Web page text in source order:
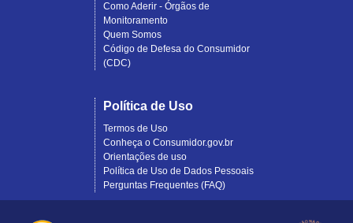
Como Aderir - Órgãos de
Monitoramento
Quem Somos
Código de Defesa do Consumidor
(CDC)
Política de Uso
Termos de Uso
Conheça o Consumidor.gov.br
Orientações de uso
Política de Uso de Dados Pessoais
Perguntas Frequentes (FAQ)